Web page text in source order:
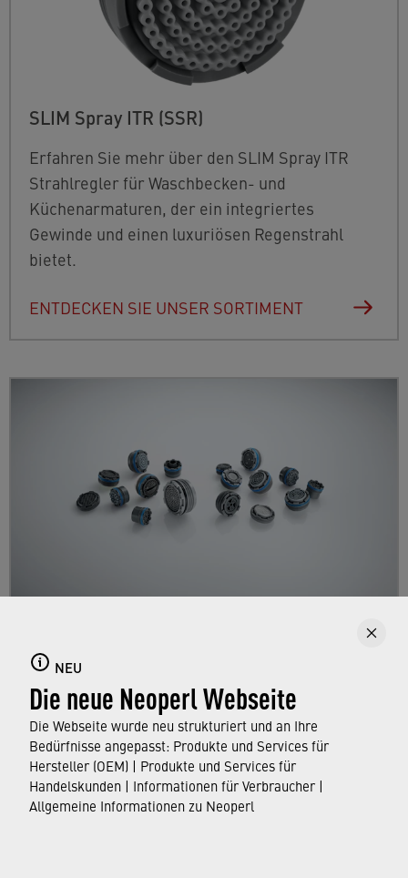
NEU
Die neue Neoperl Webseite
Die Webseite wurde neu strukturiert und an Ihre
Bedürfnisse angepasst: Produkte und Services für
Hersteller (OEM) | Produkte und Services für
Handelskunden | Informationen für Verbraucher |
Allgemeine Informationen zu Neoperl
SLIM Spray ITR (SSR)
Erfahren Sie mehr über den SLIM Spray ITR
Strahlregler für Waschbecken- und
Küchenarmaturen, der ein integriertes
Gewinde und einen luxuriösen Regenstrahl
bietet.
ENTDECKEN SIE UNSER SORTIMENT
Hier erfahren Sie mehr über die
"unsichtbaren" Strahlregler mit integriertem
Gewinde für makellose Armaturendesigns
ohne Absatz.
ERFAHREN SIE MEHR